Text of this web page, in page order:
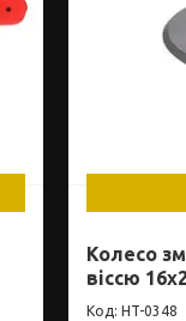
Колесо
віссю
HT-0348